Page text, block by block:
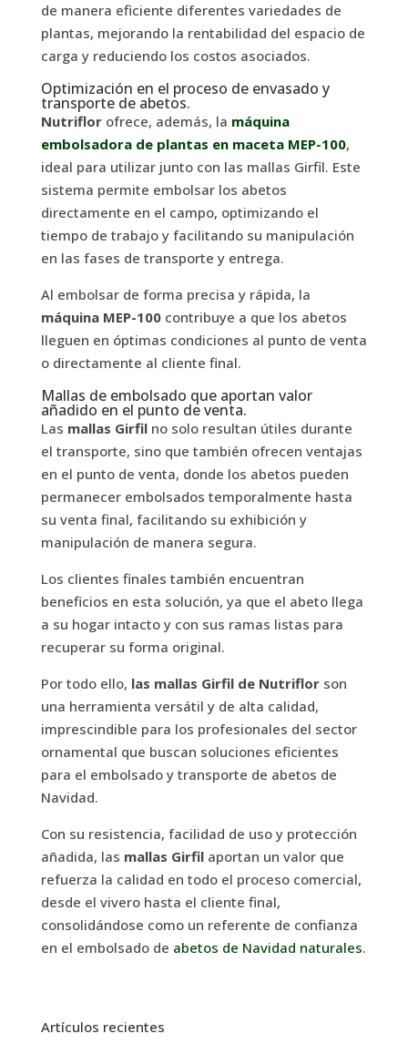
de manera eficiente diferentes variedades de
plantas, mejorando la rentabilidad del espacio de
carga y reduciendo los costos asociados.
Optimización en el proceso de envasado y
transporte de abetos.
Nutriflorofrece, además, la máquina
embolsadora de plantas en maceta MEP-100,
ideal para utilizar junto con las mallas Girfil. Este
sistema permite embolsar los abetos
directamente en el campo, optimizando el
tiempo de trabajo y facilitando su manipulación
en las fases de transporte y entrega.
Al embolsar de forma precisa y rápida, la
máquina MEP-100contribuye a que los abetos
lleguen en óptimas condiciones al punto de venta
o directamente al cliente final.
Mallas de embolsado que aportan valor
añadido en el punto de venta.
Las mallas Girfilno solo resultan útiles durante
el transporte, sino que también ofrecen ventajas
en el punto de venta, donde los abetos pueden
permanecer embolsados temporalmente hasta
su venta final, facilitando su exhibición y
manipulación de manera segura.
Los clientes finales también encuentran
beneficios en esta solución, ya que el abeto llega
a su hogar intacto y con sus ramas listas para
recuperar su forma original.
Por todo ello, las mallas Girfil de Nutriflorson
una herramienta versátil y de alta calidad,
imprescindible para los profesionales del sector
ornamental que buscan soluciones eficientes
para el embolsado y transporte de abetos de
Navidad.
Con su resistencia, facilidad de uso y protección
añadida, las mallas Girfilaportan un valor que
refuerza la calidad en todo el proceso comercial,
desde el vivero hasta el cliente final,
consolidándose como un referente de confianza
en el embolsado de abetos de Navidad naturales.
Artículos recientes